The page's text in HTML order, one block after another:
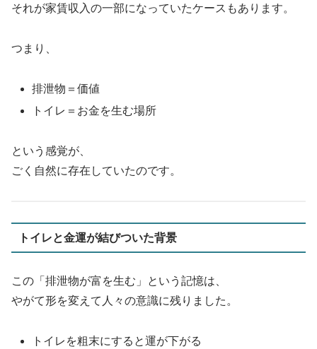
それが家賃収入の一部になっていたケースもあります。
つまり、
排泄物＝価値
トイレ＝お金を生む場所
という感覚が、
ごく自然に存在していたのです。
トイレと金運が結びついた背景
この「排泄物が富を生む」という記憶は、
やがて形を変えて人々の意識に残りました。
トイレを粗末にすると運が下がる